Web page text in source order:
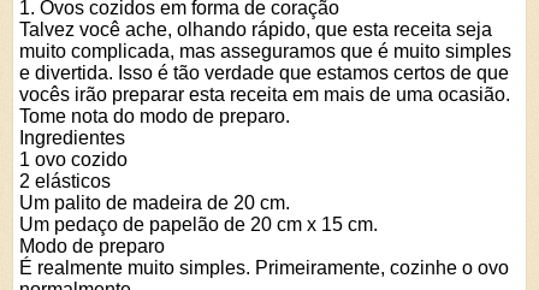
1. Ovos cozidos em forma de coração
Talvez você ache, olhando rápido, que esta receita seja
muito complicada, mas asseguramos que é muito simples
e divertida. Isso é tão verdade que estamos certos de que
vocês irão preparar esta receita em mais de uma ocasião.
Tome nota do modo de preparo.
Ingredientes
1 ovo cozido
2 elásticos
Um palito de madeira de 20 cm.
Um pedaço de papelão de 20 cm x 15 cm.
Modo de preparo
É realmente muito simples. Primeiramente, cozinhe o ovo